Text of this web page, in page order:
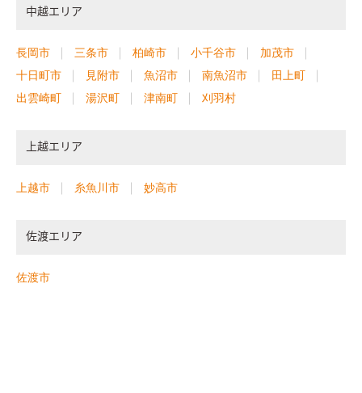
中越エリア
長岡市 三条市 柏崎市 小千谷市
加茂市
十日町市
見附市 魚沼市 南魚沼市
田上町
出雲崎町
湯沢町 津南町 刈羽村
上越エリア
上越市 糸魚川市 妙高市
佐渡エリア
佐渡市